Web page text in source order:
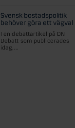
Svensk bostadspolitik
behöver göra ett vägval
I en debattartikel på DN
Debatt som publicerades
idag,...